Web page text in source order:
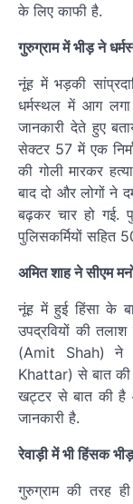
के लिए काफी है.
गुरुग्राम में भीड़ ने
नूंह में भड़की
धर्मस्थल में आग
जानकारी देते हुए
सेक्टर 57 में एक
की गोली मारकर
बाद दो और लोगों ने
बढ़कर चार हो गई.
पुलिसकर्मियों सहित
अमित शाह ने सीएम
नूंह में हुई हिंसा के
उपद्रवियों की
(Amit Shah) ने
Khattar) से बात की
खट्टर से बात की है
जानकारी है.
रेवाड़ी में भी हिंसक
गुरुग्राम की तरह